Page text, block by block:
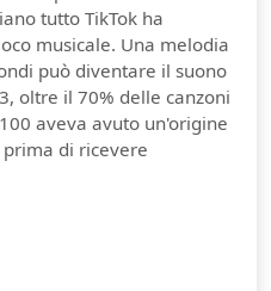
tutto TikTok ha
musicale. Una melodia
può diventare il suono
oltre il 70% delle canzoni
aveva avuto un'origine
di ricevere